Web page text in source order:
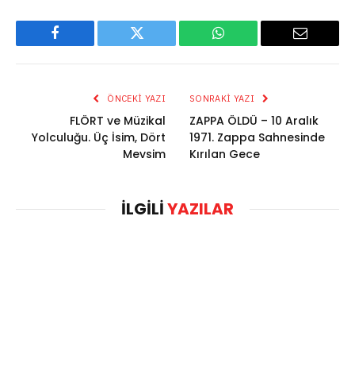
Facebook Twitter WhatsApp Email
ÖNCEKI YAZI
FLÖRT ve Müzikal
Yolculuğu. Üç İsim, Dört
Mevsim
SONRAKI YAZI
ZAPPA ÖLDÜ – 10 Aralık
1971. Zappa Sahnesinde
Kırılan Gece
İLGILIYAZILAR